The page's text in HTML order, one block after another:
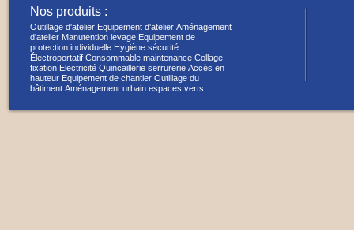
Nos produits :
Outillage d'atelier Equipement d'atelier Aménagement
d'atelier Manutention levage Equipement de
protection individuelle Hygiène sécurité
Électroportatif Consommable maintenance Collage
fixation Electricité Quincaillerie serrurerie Accès en
hauteur Equipement de chantier Outillage du
bâtiment Aménagement urbain espaces verts